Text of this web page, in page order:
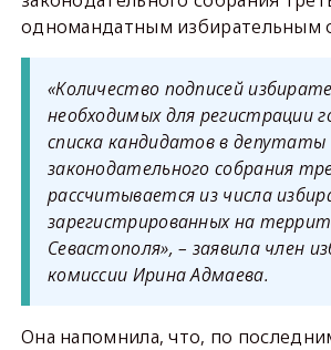
одномандатным избирательным
«Количество подписей
необходимых для регистрации
списка кандидатов в депутаты
законодательного собрания
рассчитывается из числа
зарегистрированных на
Севастополя», – заявила член
комиссии Ирина Адмаева.
Она напомнила, что, по